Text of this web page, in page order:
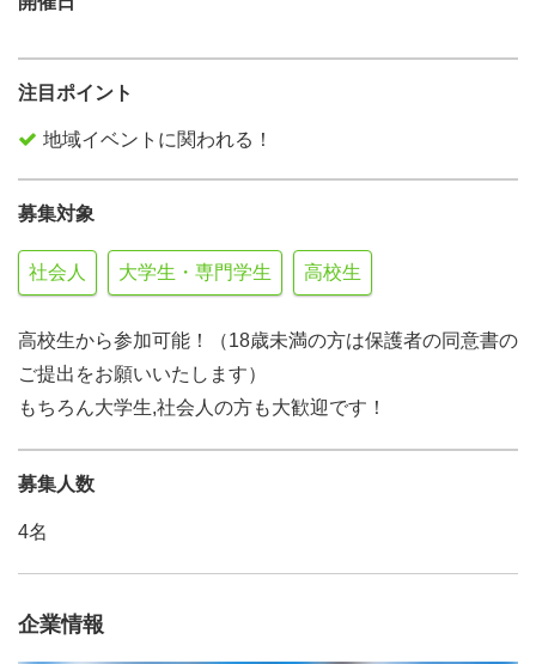
注目ポイント
地域イベントに関われる！
募集対象
社会人 大学生・専門学生 高校生
高校生から参加可能！（18歳未満の方は保護者の同意書の
ご提出をお願いいたします）
もちろん大学生,社会人の方も大歓迎です！
募集人数
4名
企業情報